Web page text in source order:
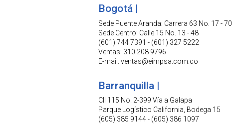
Bogotá |
Sede Puente Aranda: Carrera 63 No. 17 - 70
Sede Centro: Calle 15 No. 13 - 48
(601) 744 7391 - (601) 327 5222
Ventas: 310 208 9796
E-mail: ventas@eimpsa.com.co
Barranquilla |
Cll 115 No. 2-399 Vía a Galapa
Parque Logístico California, Bodega 15
(605) 385 9144 - (605) 386 1097